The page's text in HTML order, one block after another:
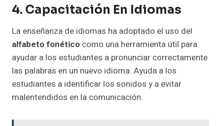
4. Capacitación En Idiomas
La enseñanza de idiomas ha adoptado el uso del
alfabeto fonético como una herramienta útil para
ayudar a los estudiantes a pronunciar correctamente
las palabras en un nuevo idioma. Ayuda a los
estudiantes a identificar los sonidos y a evitar
malentendidos en la comunicación.